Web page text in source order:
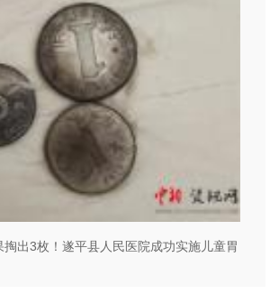
掏出3枚！遂平县人民医院成功实施儿童胃